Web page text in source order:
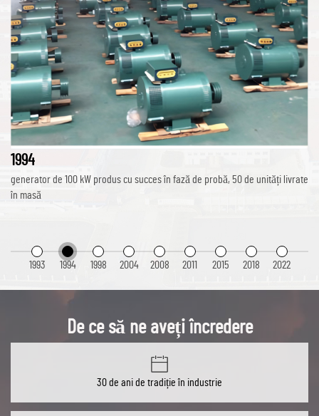
1994
generator de 100 kW produs cu succes în fază de probă, 50 de unități livrate
în masă
1993 1994 1998 2004 2008 2011 2015 2018 2022
De ce să ne aveți încredere
30 de ani de tradiție în industrie